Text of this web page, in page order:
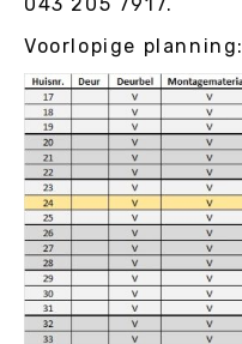
Voorlopige planning: